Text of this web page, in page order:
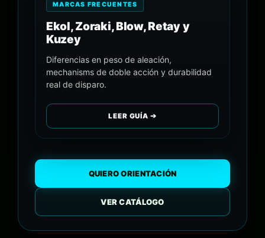
MARCAS FRECUENTES
Ekol, Zoraki, Blow, Retay y
Kuzey
Diferencias en peso de aleación,
mechanisms de doble acción y durabilidad
real de disparo.
LEER GUÍA ➔
QUIERO ORIENTACIÓN
VER CATÁLOGO